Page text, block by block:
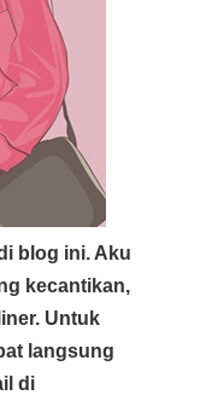
blog ini. Aku
kecantikan,
Untuk
langsung
di